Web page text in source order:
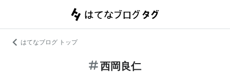
はてなブログ トップ
西岡良仁